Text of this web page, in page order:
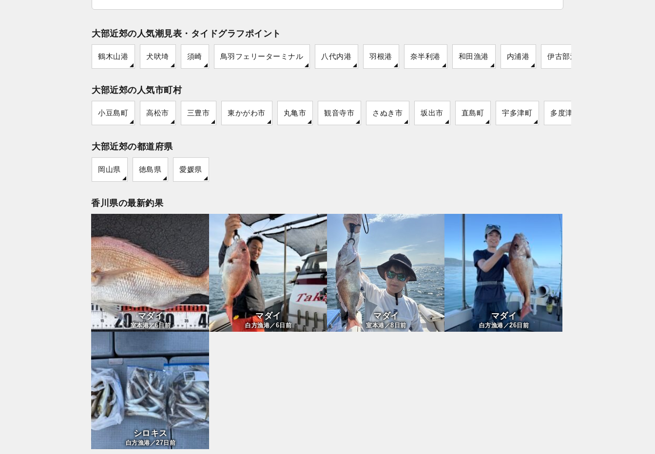
大部近郊の人気潮見表・タイドグラフポイント
鶴木山港 犬吠埼 須崎 鳥羽フェリーターミナル 八代内港 羽根港 奈半利港 和田漁港 内浦港 伊古部海岸
大部近郊の人気市町村
小豆島町 高松市 三豊市 東かがわ市 丸亀市 観音寺市 さぬき市 坂出市 直島町 宇多津町 多度津町
大部近郊の都道府県
岡山県 徳島県 愛媛県
香川県の最新釣果
マダイ
室本港／6日前
マダイ
白方漁港／6日前
マダイ
室本港／8日前
マダイ
白方漁港／26日前
シロキス
白方漁港／27日前